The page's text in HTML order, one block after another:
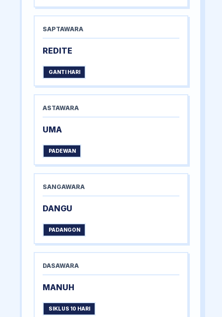
SAPTAWARA
REDITE
GANTI HARI
ASTAWARA
UMA
PADEWAN
SANGAWARA
DANGU
PADANGON
DASAWARA
MANUH
SIKLUS 10 HARI